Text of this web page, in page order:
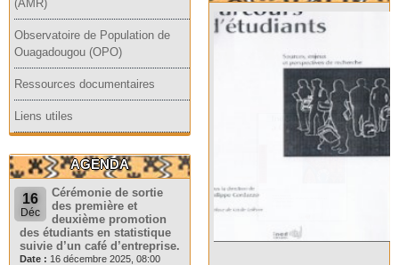
(AMR)
Observatoire de Population de
Ouagadougou (OPO)
Ressources documentaires
Liens utiles
AGENDA
16
Déc
Cérémonie de sortie
des première et
deuxième promotion
des étudiants en statistique
suivie d’un café d’entreprise.
Date : 16 décembre 2025, 08:00